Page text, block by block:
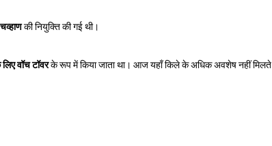
की नियुक्ति की गई थी।
वॉच टॉवरके रूप में किया जाता था। आज यहाँ किले के अधिक अवशेष नहीं